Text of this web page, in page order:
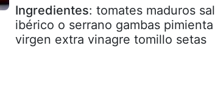
Ingredientes: tomates maduros
ibérico o serrano gambas
virgen extra vinagre tomillo setas